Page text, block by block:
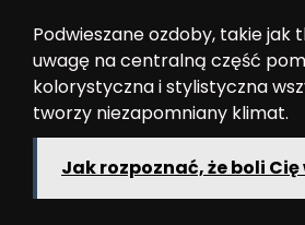
Podwieszane ozdoby, takie
uwagę na centralną część
kolorystyczna i stylistyczna
tworzy niezapomniany klimat.
Jak rozpoznać, że boli